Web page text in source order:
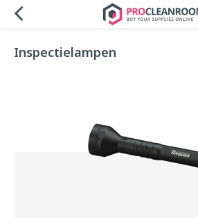
Inspectielampen